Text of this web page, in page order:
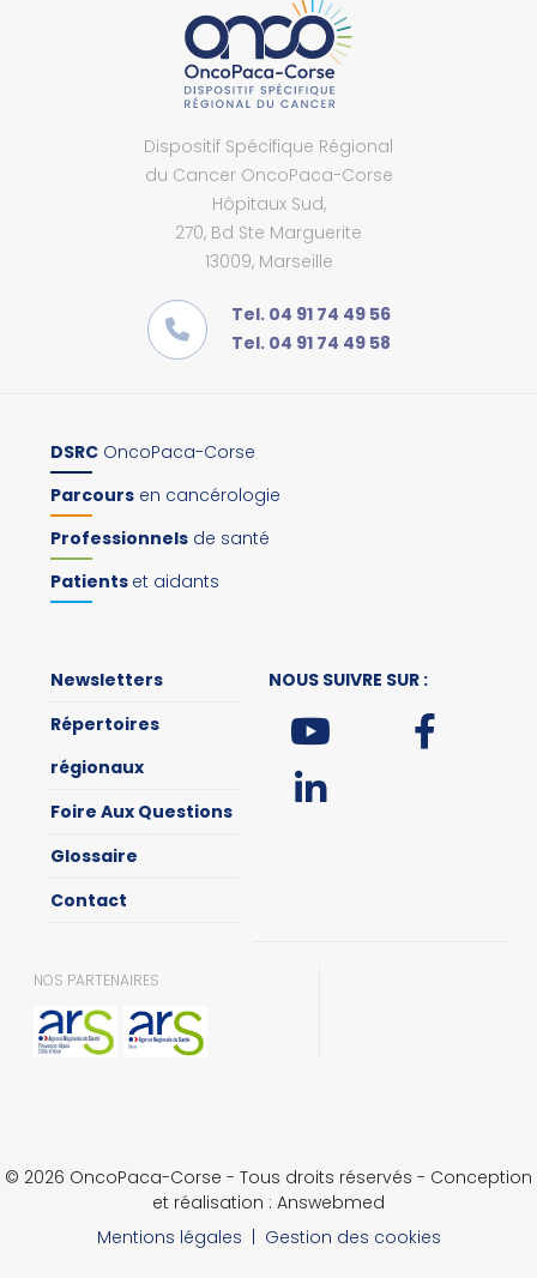
Dispositif Spécifique Régional
du Cancer OncoPaca-Corse
Hôpitaux Sud,
270, Bd Ste Marguerite
13009, Marseille
Tel. 04 91 74 49 56
Tel. 04 91 74 49 58
DSRC OncoPaca-Corse
Parcours en cancérologie
Professionnels de santé
Patients et aidants
Newsletters
Répertoires
régionaux
Foire Aux Questions
Glossaire
Contact
NOUS SUIVRE SUR :
NOS PARTENAIRES
© 2026 OncoPaca-Corse - Tous droits réservés - Conception
et réalisation : Answebmed
Mentions légales | Gestion des cookies